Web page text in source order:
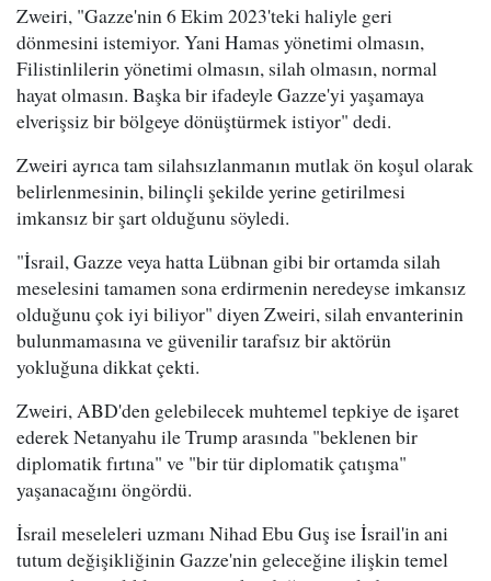
Zweiri, "Gazze'nin 6 Ekim 2023'teki haliyle geri
dönmesini istemiyor. Yani Hamas yönetimi olmasın,
Filistinlilerin yönetimi olmasın, silah olmasın, normal
hayat olmasın. Başka bir ifadeyle Gazze'yi yaşamaya
elverişsiz bir bölgeye dönüştürmek istiyor" dedi.
Zweiri ayrıca tam silahsızlanmanın mutlak ön koşul olarak
belirlenmesinin, bilinçli şekilde yerine getirilmesi
imkansız bir şart olduğunu söyledi.
"İsrail, Gazze veya hatta Lübnan gibi bir ortamda silah
meselesini tamamen sona erdirmenin neredeyse imkansız
olduğunu çok iyi biliyor" diyen Zweiri, silah envanterinin
bulunmamasına ve güvenilir tarafsız bir aktörün
yokluğuna dikkat çekti.
Zweiri, ABD'den gelebilecek muhtemel tepkiye de işaret
ederek Netanyahu ile Trump arasında "beklenen bir
diplomatik fırtına" ve "bir tür diplomatik çatışma"
yaşanacağını öngördü.
İsrail meseleleri uzmanı Nihad Ebu Guş ise İsrail'in ani
tutum değişikliğinin Gazze'nin geleceğine ilişkin temel